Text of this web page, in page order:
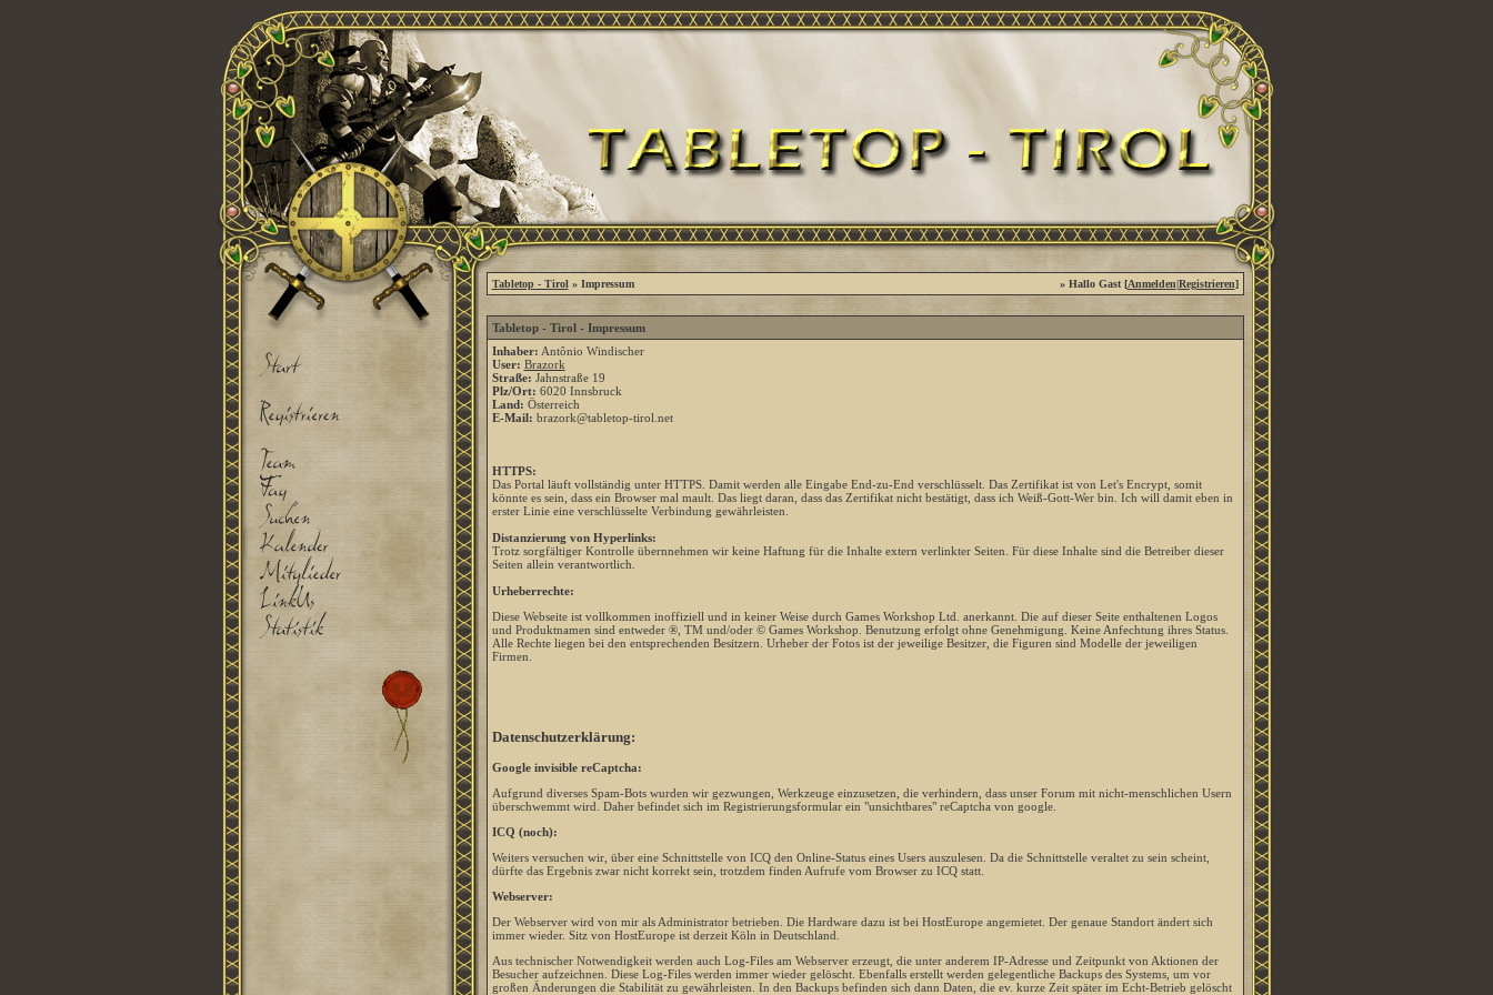
Tabletop - Tirol » Impressum » Hallo Gast [Anmelden|Registrieren]
Tabletop - Tirol - Impressum
Inhaber: Antônio Windischer
User: Brazork
Straße: Jahnstraße 19
Plz/Ort: 6020 Innsbruck
Land: Österreich
E-Mail: brazork@tabletop-tirol.net
HTTPS:
Das Portal läuft vollständig unter HTTPS. Damit werden alle Eingabe End-zu-End verschlüsselt. Das Zertifikat ist von Let's Encrypt, somit
könnte es sein, dass ein Browser mal mault. Das liegt daran, dass das Zertifikat nicht bestätigt, dass ich Weiß-Gott-Wer bin. Ich will damit eben in
erster Linie eine verschlüsselte Verbindung gewährleisten.
Distanzierung von Hyperlinks:
Trotz sorgfältiger Kontrolle übernnehmen wir keine Haftung für die Inhalte extern verlinkter Seiten. Für diese Inhalte sind die Betreiber dieser
Seiten allein verantwortlich.
Urheberrechte:
Diese Webseite ist vollkommen inoffiziell und in keiner Weise durch Games Workshop Ltd. anerkannt. Die auf dieser Seite enthaltenen Logos
und Produktnamen sind entweder ®, TM und/oder © Games Workshop. Benutzung erfolgt ohne Genehmigung. Keine Anfechtung ihres Status.
Alle Rechte liegen bei den entsprechenden Besitzern. Urheber der Fotos ist der jeweilige Besitzer, die Figuren sind Modelle der jeweiligen
Firmen.
Datenschutzerklärung:
Google invisible reCaptcha:
Aufgrund diverses Spam-Bots wurden wir gezwungen, Werkzeuge einzusetzen, die verhindern, dass unser Forum mit nicht-menschlichen Usern
überschwemmt wird. Daher befindet sich im Registrierungsformular ein "unsichtbares" reCaptcha von google.
ICQ (noch):
Weiters versuchen wir, über eine Schnittstelle von ICQ den Online-Status eines Users auszulesen. Da die Schnittstelle veraltet zu sein scheint,
dürfte das Ergebnis zwar nicht korrekt sein, trotzdem finden Aufrufe vom Browser zu ICQ statt.
Webserver:
Der Webserver wird von mir als Administrator betrieben. Die Hardware dazu ist bei HostEurope angemietet. Der genaue Standort ändert sich
immer wieder. Sitz von HostEurope ist derzeit Köln in Deutschland.
Aus technischer Notwendigkeit werden auch Log-Files am Webserver erzeugt, die unter anderem IP-Adresse und Zeitpunkt von Aktionen der
Besucher aufzeichnen. Diese Log-Files werden immer wieder gelöscht. Ebenfalls erstellt werden gelegentliche Backups des Systems, um vor
großen Änderungen die Stabilität zu gewährleisten. In den Backups befinden sich dann Daten, die ev. kurze Zeit später im Echt-Betrieb gelöscht